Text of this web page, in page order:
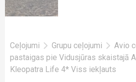
Ceļojumi Grupu ceļojumi Avio
pastaigas pie Vidusjūras skaistajā
Kleopatra Life 4* Viss iekļauts